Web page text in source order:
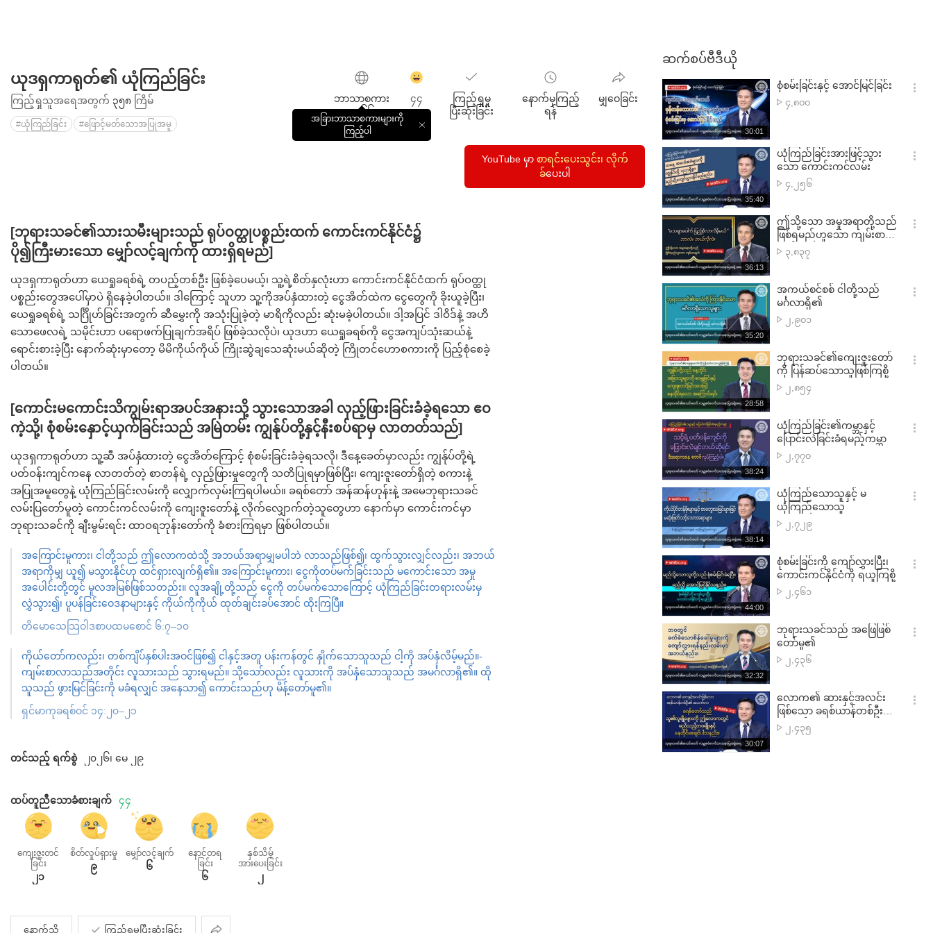
ယုဒရှကာရုတ်၏ ယုံကြည်ခြင်း
ကြည့်ရှုသူအရေအတွက် ၃၅၈ ကြိမ်
#ယုံကြည်ခြင်း #ဖြောင့်မတ်သောအပြုအမူ
ဘာသာစကား
များ ၆၆
အခြားဘာသာစကားများကို
ကြည့်ပါ
창
닫
릭
수
၄၄
ကြည့်ရှုမှု
ပြီးဆုံးခြင်း
နောက်မှကြည့်
ရန်
မျှဝေခြင်း
YouTube မှာ စာရင်းပေးသွင်း၊ လိုက်
ခ်‌ပေးပါ
[ဘုရားသခင်၏သားသမီးများသည် ရုပ်ဝတ္ထုပစ္စည်းထက် ကောင်းကင်နိုင်ငံ၌
ပို၍ကြီးမားသော မျှော်လင့်ချက်ကို ထားရှိရမည်]
ယုဒရှကာရုတ်ဟာ ယေရှုခရစ်ရဲ့ တပည့်တစ်ဦး ဖြစ်ခဲ့ပေမယ့်၊ သူ့ရဲ့စိတ်နှလုံးဟာ ကောင်းကင်နိုင်ငံထက် ရုပ်ဝတ္ထု
ပစ္စည်းတွေအပေါ်မှာပဲ ရှိနေခဲ့ပါတယ်။ ဒါကြောင့် သူဟာ သူ့ကိုအပ်နှံထားတဲ့ ငွေအိတ်ထဲက ငွေတွေကို ခိုးယူခဲ့ပြီး၊
ယေရှုခရစ်ရဲ့ သင်္ဂြိုဟ်ခြင်းအတွက် ဆီမွှေးကို အသုံးပြုခဲ့တဲ့ မာရိကိုလည်း ဆုံးမခဲ့ပါတယ်။ ဒါ့အပြင် ဒါဝိဒ်နဲ့ အဟိ
သောဖေလရဲ့ သမိုင်းဟာ ပရောဖက်ပြုချက်အရိပ် ဖြစ်ခဲ့သလိုပဲ၊ ယုဒဟာ ယေရှုခရစ်ကို ငွေအကျပ်သုံးဆယ်နဲ့
ရောင်းစားခဲ့ပြီး နောက်ဆုံးမှာတော့ မိမိကိုယ်ကိုယ် ကြိုးဆွဲချသေဆုံးမယ်ဆိုတဲ့ ကြိုတင်ဟောစကားကို ပြည့်စုံစေခဲ့
ပါတယ်။
[ကောင်းမကောင်းသိကျွမ်းရာအပင်အနားသို့ သွားသောအခါ လှည့်ဖြားခြင်းခံခဲ့ရသော ဧဝ
ကဲ့သို့၊ စုံစမ်းနှောင့်ယှက်ခြင်းသည် အမြဲတမ်း ကျွန်ုပ်တို့နှင့်နီးစပ်ရာမှ လာတတ်သည်]
ယုဒရှကာရုတ်ဟာ သူ့ဆီ အပ်နှံထားတဲ့ ငွေအိတ်ကြောင့် စုံစမ်းခြင်းခံခဲ့ရသလို၊ ဒီနေ့ခေတ်မှာလည်း ကျွန်ုပ်တို့ရဲ့
ပတ်ဝန်းကျင်ကနေ လာတတ်တဲ့ စာတန်ရဲ့ လှည့်ဖြားမှုတွေကို သတိပြုရမှာဖြစ်ပြီး၊ ကျေးဇူးတော်ရှိတဲ့ စကားနဲ့
အပြုအမူတွေနဲ့ ယုံကြည်ခြင်းလမ်းကို လျှောက်လှမ်းကြရပါမယ်။ ခရစ်တော် အန်ဆန်ဟုန်းနဲ့ အမေဘုရားသခင်
လမ်းပြတော်မူတဲ့ ကောင်းကင်လမ်းကို ကျေးဇူးတော်နဲ့ လိုက်လျှောက်တဲ့သူတွေဟာ နောက်မှာ ကောင်းကင်မှာ
ဘုရားသခင်ကို ချီးမွမ်းရင်း ထာဝရဘုန်းတော်ကို ခံစားကြရမှာ ဖြစ်ပါတယ်။
အကြောင်းမူကား၊ ငါတို့သည် ဤလောကထဲသို့ အဘယ်အရာမျှမပါဘဲ လာသည်ဖြစ်၍၊ ထွက်သွားလျှင်လည်း၊ အဘယ်
အရာကိုမျှ ယူ၍ မသွားနိုင်ဟု ထင်ရှားလျက်ရှိ၏။ အကြောင်းမူကား၊ ငွေကိုတပ်မက်ခြင်းသည် မကောင်းသော အမှု
အပေါင်းတို့တွင် မူလအမြစ်ဖြစ်သတည်း။ လူအချို့တို့သည် ငွေကို တပ်မက်သောကြောင့် ယုံကြည်ခြင်းတရားလမ်းမှ
လွှဲသွား၍၊ ပူပန်ခြင်းဝေဒနာများနှင့် ကိုယ်ကိုကိုယ် ထုတ်ချင်းခပ်အောင် ထိုးကြပြီ။
တိမောသေသြဝါဒစာပထမစောင် ၆:၇–၁၀
ကိုယ်တော်ကလည်း၊ တစ်ကျိပ်နှစ်ပါးအဝင်ဖြစ်၍ ငါနှင့်အတူ ပန်းကန်တွင် နှိုက်သောသူသည် ငါ့ကို အပ်နှံလိမ့်မည်။-
ကျမ်းစာလာသည်အတိုင်း လူသားသည် သွားရမည်။ သို့သော်လည်း လူသားကို အပ်နှံသောသူသည် အမင်္ဂလာရှိ၏။ ထို
သူသည် ဖွားမြင်ခြင်းကို မခံရလျှင် အနေသာ၍ ကောင်းသည်ဟု မိန့်တော်မူ၏။
ရှင်မာကုခရစ်ဝင် ၁၄:၂၀–၂၁
တင်သည့် ရက်စွဲ ၂၀၂၆၊ မေ ၂၉
ထပ်တူညီသောခံစားချက် ၄၄
ကျေးဇူးတင်
ခြင်း
၂၁
စိတ်လှုပ်ရှားမှု
၉
မျှော်လင့်ချက်
၆
နောင်တရ
ခြင်း
၆
နှစ်သိမ့်
အားပေးခြင်း
၂
နောက်သို့ ကြည့်ရှုမှုပြီးဆုံးခြင်း မျှဝေ
ဆက်စပ်ဗီဒီယို
재
생
간
30:01
စုံစမ်းခြင်းနှင့် အောင်မြင်ခြင်း
ကြ
အရေအတွက်
၄,၈၀၀
옵
재
생
시
간
35:40
ယုံကြည်ခြင်းအားဖြင့်သွား
သော ကောင်းကင်လမ်း
ကြ
သူ
အရေအတွက်
၄,၂၅၆
옵
재
생
시
간
36:13
ဤသို့သော အမှုအရာတို့သည်
ဖြစ်ရမည်ဟူသော ကျမ်းစာ
ချက်
ကြ
သူ
အရေအတွက်
၃,၈၃၇
옵
재
생
시
간
35:20
အကယ်စင်စစ် ငါတို့သည်
မင်္ဂလာရှိ၏
ကြ
သူ
အရေအတွက်
၂,၉၀၁
옵
재
생
간
28:58
ဘုရားသခင်၏ကျေးဇူးတော်
ကို ပြန်ဆပ်သောသူဖြစ်ကြစို့
ကြ
သူ
အရေအတွက်
၂,၈၅၄
옵
재
생
간
38:24
ယုံကြည်ခြင်း၏ကမ္ဘာနှင့်
ပြောင်းလဲခြင်းခံရမည့်ကမ္ဘာ
ကြ
သူ
အရေအတွက်
၂,၇၇၀
옵
재
생
시
간
38:14
ယုံကြည်သောသူနှင့် မ
ယုံကြည်သောသူ
ကြ
သူ
အရေအတွက်
၂,၇၂၉
옵
재
생
시
간
44:00
စုံစမ်းခြင်းကို ကျော်လွှားပြီး၊
ကောင်းကင်နိုင်ငံကို ရယူကြစို့
ကြ
သူ
အရေအတွက်
၂,၄၆၁
옵
재
생
시
간
32:32
ဘုရားသခင်သည် အဖြေဖြစ်
တော်မူ၏
ကြ
သူ
အရေအတွက်
၂,၄၃၆
옵
재
생
30:07
လောက၏ ဆားနှင့်အလင်း
ဖြစ်သော ခရစ်ယာန်တစ်ဦး၏
အသက်တာ
ကြ
၂,၄၃၅
옵